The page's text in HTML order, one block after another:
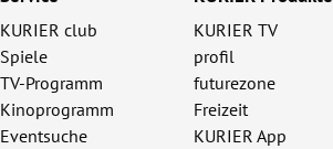
KURIER club
Spiele
TV-Programm
Kinoprogramm
Eventsuche
KURIER TV
profil
futurezone
Freizeit
KURIER App